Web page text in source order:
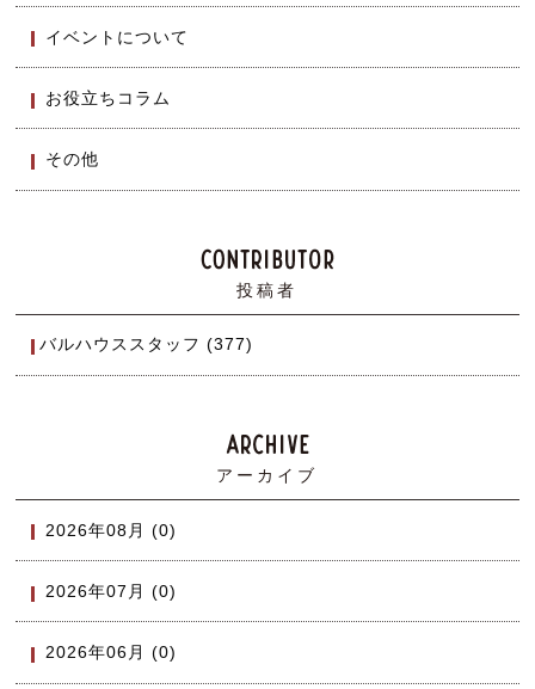
イベントについて
お役立ちコラム
その他
投稿者
バルハウススタッフ (377)
アーカイブ
2026年08月 (0)
2026年07月 (0)
2026年06月 (0)